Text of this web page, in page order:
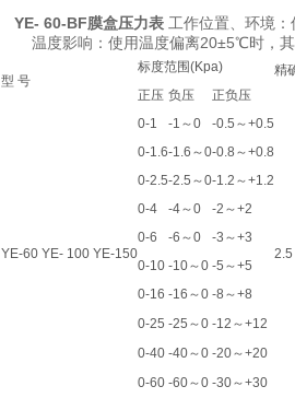
YE- 60-BF膜盒压力表 工作位置、环境
温度影响：使用温度偏离20±5℃时，其
型 号
标度范围(Kpa)
精
正压 负压 正负压
YE-60 YE- 100 YE-150
0-1 -1～0 -0.5～+0.5
2.5
0-1.6-1.6～0-0.8～+0.8
0-2.5-2.5～0-1.2～+1.2
0-4
-4～0
-2～+2
0-6
-6～0
-3～+3
0-10 -10～0 -5～+5
0-16 -16～0 -8～+8
0-25 -25～0 -12～+12
0-40 -40～0 -20～+20
0-60 -60～0 -30～+30